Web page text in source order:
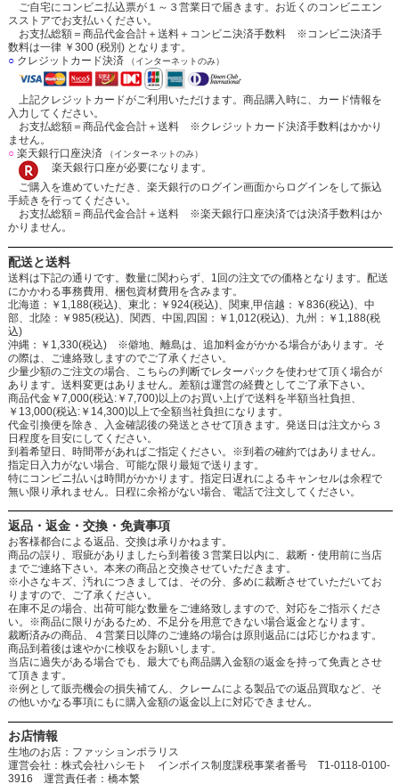
ご自宅にコンビニ払込票が１～３営業日で届きます。お近くのコンビニエン
スストアでお支払いください。
お支払総額＝商品代金合計＋送料＋コンビニ決済手数料 ※コンビニ決済手
数料は一律 ￥300 (税別) となります。
○クレジットカード決済 （インターネットのみ）
上記クレジットカードがご利用いただけます。商品購入時に、カード情報を
入力してください。
お支払総額＝商品代金合計＋送料 ※クレジットカード決済手数料はかかり
ません。
○楽天銀行口座決済 （インターネットのみ）
楽天銀行口座が必要になります。
ご購入を進めていただき、楽天銀行のログイン画面からログインをして振込
手続きを行ってください。
お支払総額＝商品代金合計＋送料 ※楽天銀行口座決済では決済手数料はか
かりません。
配送と送料
送料は下記の通りです。数量に関わらず、1回の注文での価格となります。配送
にかかわる事務費用、梱包資材費用を含みます。
北海道：￥1,188(税込)、東北：￥924(税込)、関東,甲信越：￥836(税込)、中
部、北陸：￥985(税込)、関西、中国,四国：￥1,012(税込)、九州：￥1,188(税
込)
沖縄：￥1,330(税込) ※僻地、離島は、追加料金がかかる場合があります。そ
の際は、ご連絡致しますのでご了承ください。
少量少額のご注文の場合、こちらの判断でレターパックを使わせて頂く場合が
あります。送料変更はありません。差額は運営の経費としてご了承下さい。
商品代金￥7,000(税込:￥7,700)以上のお買い上げで送料を半額当社負担、
￥13,000(税込:￥14,300)以上で全額当社負担になります。
代金引換便を除き、入金確認後の発送とさせて頂きます。発送日は注文から３
日程度を目安にしてください。
到着希望日、時間帯があればご指定ください。※到着の確約ではありません。
指定日入力がない場合、可能な限り最短で送ります。
特にコンビニ払いは時間がかかります。指定日遅れによるキャンセルは余程で
無い限り承れません。日程に余裕がない場合、電話で注文してください。
返品・返金・交換・免責事項
お客様都合による返品、交換は承りかねます。
商品の誤り、瑕疵がありましたら到着後３営業日以内に、裁断・使用前に当店
までご連絡下さい。本来の商品と交換させていただきます。
※小さなキズ、汚れにつきましては、その分、多めに裁断させていただいてお
りますので、ご了承ください。
在庫不足の場合、出荷可能な数量をご連絡致しますので、対応をご指示くださ
い。※商品に限りがあるため、不足分を用意できない場合返金となります。
裁断済みの商品、４営業日以降のご連絡の場合は原則返品には応じかねます。
商品到着後は速やかに検収をお願いします。
当店に過失がある場合でも、最大でも商品購入金額の返金を持って免責とさせ
て頂きます。
※例として販売機会の損失補てん、クレームによる製品での返品買取など、そ
の他いかなる事項にもに購入金額の返金以上に対応できません。
お店情報
生地のお店：ファッションポラリス
運営会社：株式会社ハシモト インボイス制度課税事業者番号 T1-0118-0100-
3916 運営責任者：橋本繁